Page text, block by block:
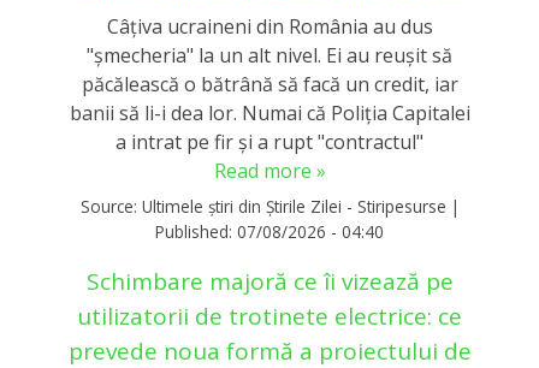
Câțiva ucraineni din România au dus
"șmecheria" la un alt nivel. Ei au reușit să
păcălească o bătrână să facă un credit, iar
banii să li-i dea lor. Numai că Poliția Capitalei
a intrat pe fir și a rupt "contractul"
Read more »
Source: Ultimele știri din Știrile Zilei - Stiripesurse |
Published: 07/08/2026 - 04:40
Schimbare majoră ce îi vizează pe
utilizatorii de trotinete electrice: ce
prevede noua formă a proiectului de